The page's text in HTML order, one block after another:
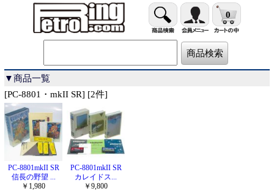
0
▼商品一覧
[PC-8801・mkII SR] [2件]
PC-8801mkII SR
信長の野望 ...
￥1,980
PC-8801mkII SR
カレイドス...
￥9,800